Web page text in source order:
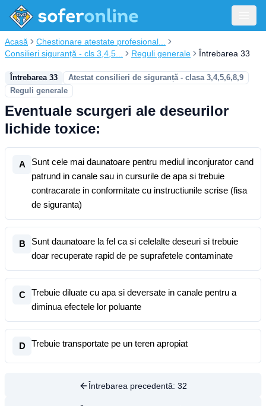
Acasă
Chestionare atestate profesional...
Consilieri siguranță - cls 3,4,5...
Reguli generale Întrebarea 33
Întrebarea 33
Atestat consilieri de siguranță - clasa 3,4,5,6,8,9
Reguli generale
Eventuale scurgeri ale deseurilor
lichide toxice:
A
Sunt cele mai daunatoare pentru mediul inconjurator cand
patrund in canale sau in cursurile de apa si trebuie
contracarate in conformitate cu instructiunile scrise (fisa
de siguranta)
B
Sunt daunatoare la fel ca si celelalte deseuri si trebuie
doar recuperate rapid de pe suprafetele contaminate
C
Trebuie diluate cu apa si deversate in canale pentru a
diminua efectele lor poluante
D Trebuie transportate pe un teren apropiat
Întrebarea precedentă: 32